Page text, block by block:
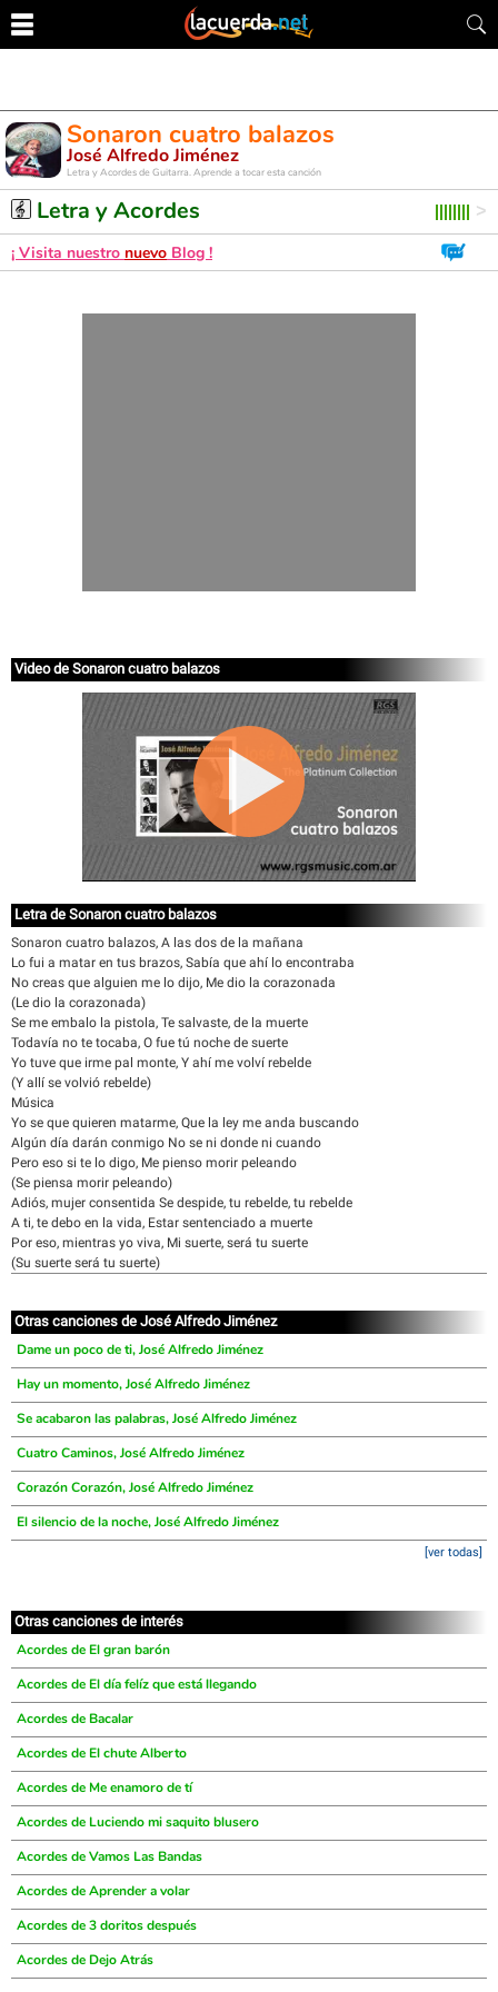
Sonaron cuatro balazos
José Alfredo Jiménez
Letra y Acordes de Guitarra. Aprende a tocar esta canción
Letra y Acordes
¡ Visita nuestro nuevo Blog !
Video de Sonaron cuatro balazos
Letra de Sonaron cuatro balazos
Sonaron cuatro balazos, A las dos de la mañana
Lo fui a matar en tus brazos, Sabía que ahí lo encontraba
No creas que alguien me lo dijo, Me dio la corazonada
(Le dio la corazonada)
Se me embalo la pistola, Te salvaste, de la muerte
Todavía no te tocaba, O fue tú noche de suerte
Yo tuve que irme pal monte, Y ahí me volví rebelde
(Y allí se volvió rebelde)
Música
Yo se que quieren matarme, Que la ley me anda buscando
Algún día darán conmigo No se ni donde ni cuando
Pero eso si te lo digo, Me pienso morir peleando
(Se piensa morir peleando)
Adiós, mujer consentida Se despide, tu rebelde, tu rebelde
A ti, te debo en la vida, Estar sentenciado a muerte
Por eso, mientras yo viva, Mi suerte, será tu suerte
(Su suerte será tu suerte)
Otras canciones de José Alfredo Jiménez
Dame un poco de ti, José Alfredo Jiménez
Hay un momento, José Alfredo Jiménez
Se acabaron las palabras, José Alfredo Jiménez
Cuatro Caminos, José Alfredo Jiménez
Corazón Corazón, José Alfredo Jiménez
El silencio de la noche, José Alfredo Jiménez
[ver todas]
Otras canciones de interés
Acordes de El gran barón
Acordes de El día felíz que está llegando
Acordes de Bacalar
Acordes de El chute Alberto
Acordes de Me enamoro de tí
Acordes de Luciendo mi saquito blusero
Acordes de Vamos Las Bandas
Acordes de Aprender a volar
Acordes de 3 doritos después
Acordes de Dejo Atrás